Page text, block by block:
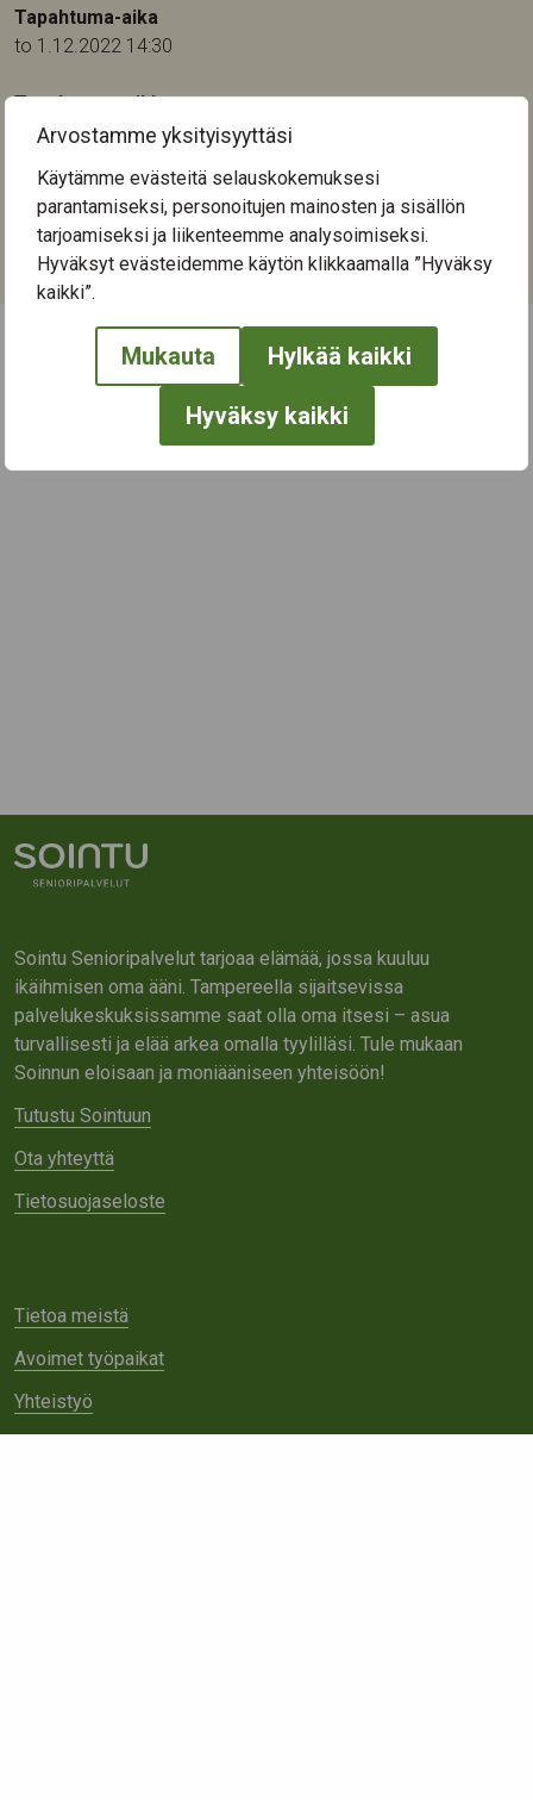
Arvostamme yksityisyyttäsi
Käytämme evästeitä selauskokemuksesi
parantamiseksi, personoitujen mainosten ja sisällön
tarjoamiseksi ja liikenteemme analysoimiseksi.
Hyväksyt evästeidemme käytön klikkaamalla ”Hyväksy
kaikki”.
Mukauta Hylkää kaikki
Hyväksy kaikki
Tapahtuma-aika
to 1.12.2022 14:30
Tapahtumapaikka:
Taatalakeskus
33820 Tampere
Kategoriat:
Kulttuuri,Liikunta,Musiikki,Taide
← Näytä kaikki tapahtumat
Sointu Senioripalvelut tarjoaa elämää, jossa kuuluu
ikäihmisen oma ääni. Tampereella sijaitsevissa
palvelukeskuksissamme saat olla oma itsesi – asua
turvallisesti ja elää arkea omalla tyylilläsi. Tule mukaan
Soinnun eloisaan ja moniääniseen yhteisöön!
Tutustu Sointuun
Ota yhteyttä
Tietosuojaseloste
Tietoa meistä
Avoimet työpaikat
Yhteistyö